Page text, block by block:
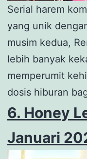
Serial harem
yang unik
musim kedua,
lebih banyak
memperumit
dosis hiburan
6. Honey
Januari